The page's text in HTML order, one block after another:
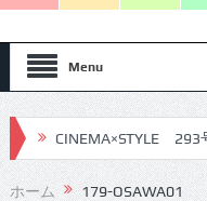
Menu
CINEMA×STYLE 293
CINEMA×STYLE 292号
ホーム 179-OSAWA01